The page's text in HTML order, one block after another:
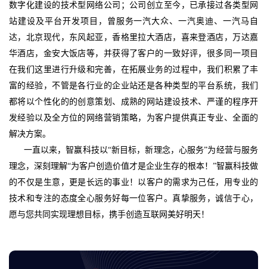
数字化建设的技术型网络公司；公司创立至今，已承接过各类型网
站建设及平台开发项目，曾服务一汽大众、一汽奥迪、一汽马自
达，北京现代，东风起亚，香格里拉大酒店，喜来登酒店，万达嘉
华酒店，金安大饭店等，并获得了客户的一致好评，很多同一项目
在我们这里进行升级和完善，在拓展业务的过程中，我们积累了丰
富的经验，不管是各行业的企业站还是各种类型的平台系统，我们
都将以个性化的的创意策划、成熟的网站建设技术、严谨的程序开
发经验以及全方位的网络营销策略，为客户提供真正专业、全面的
解决方案。
一直以来，智赢科技以“新目标，新理念，心服务”为经营与服务
理念，深刻理解“为客户创造价值才是企业生存的根本！”智赢科技做
的不仅是生意，更是长远的事业！以客户的需求为己任，用专业的
技术和专注的态度全心服务好每一位客户。真挚服务，诚信于心，
愿与您共同实现理想目标，携手创造互联网美好明天！